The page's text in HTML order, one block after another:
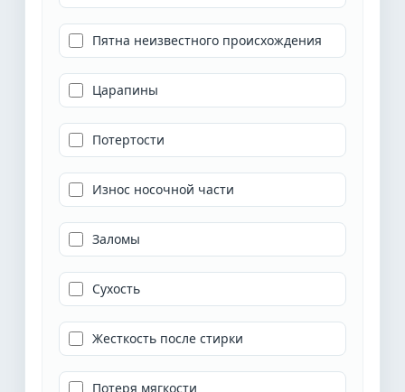
Пятна неизвестного происхождения
Царапины
Потертости
Износ носочной части
Заломы
Сухость
Жесткость после стирки
Потеря мягкости